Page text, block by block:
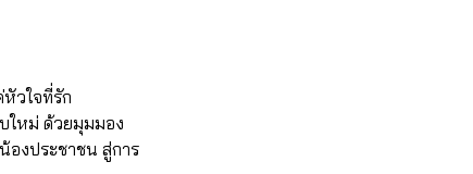
วใจที่รัก
บใหม่ ด้วยมุมมอง
องประชาชน สู่การ